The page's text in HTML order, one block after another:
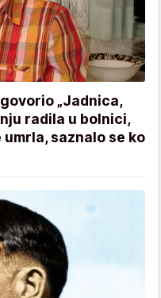
„Jadnica,
radila u bolnici,
saznalo se ko